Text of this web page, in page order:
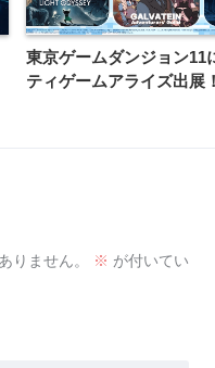
東京ゲームダンジョン11
ティゲームアライズ出展
りません。 ※ が付いてい